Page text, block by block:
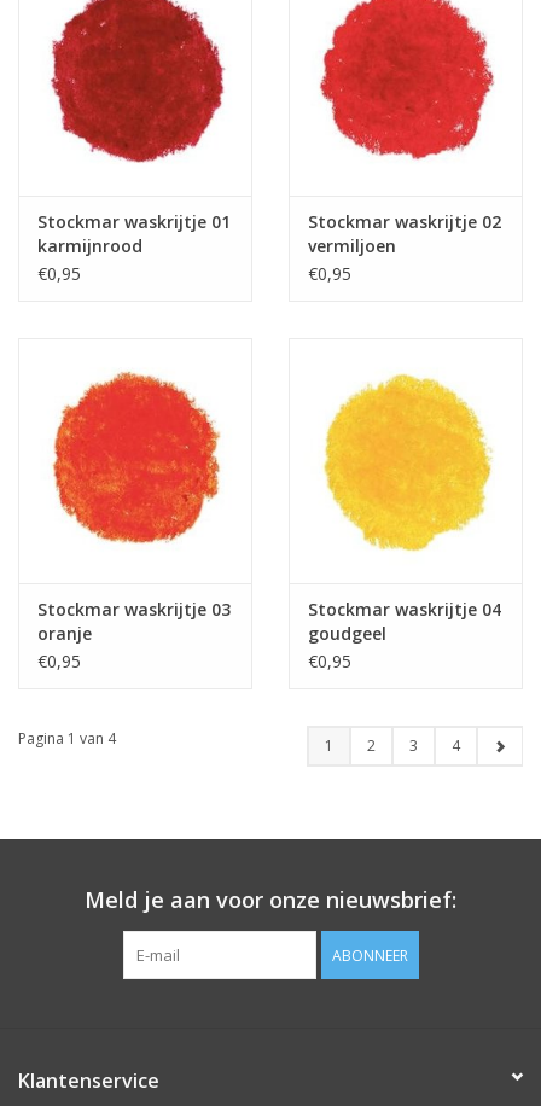
Stockmar waskrijtje 01
karmijnrood
€0,95
Stockmar waskrijtje 02
vermiljoen
€0,95
Stockmar waskrijtje 03
oranje
€0,95
Stockmar waskrijtje 04
goudgeel
€0,95
Pagina 1 van 4 1 2 3 4
Meld je aan voor onze nieuwsbrief:
ABONNEER
Klantenservice